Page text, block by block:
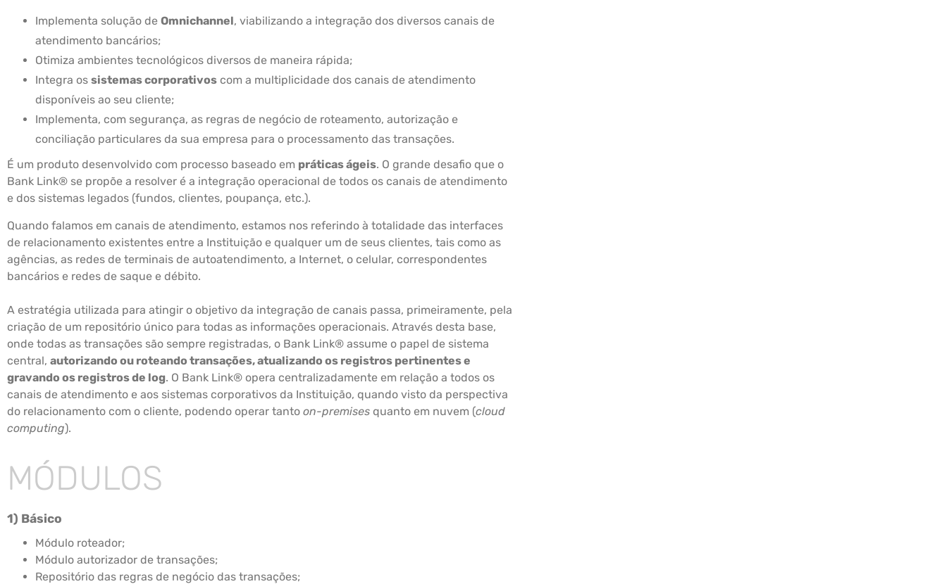
Implementa solução de Omnichannel, viabilizando a integração dos diversos canais de
atendimento bancários;
Otimiza ambientes tecnológicos diversos de maneira rápida;
Integra os sistemas corporativos com a multiplicidade dos canais de atendimento
disponíveis ao seu cliente;
Implementa, com segurança, as regras de negócio de roteamento, autorização e
conciliação particulares da sua empresa para o processamento das transações.
É um produto desenvolvido com processo baseado em práticas ágeis. O grande desafio que o
Bank Link® se propõe a resolver é a integração operacional de todos os canais de atendimento
e dos sistemas legados (fundos, clientes, poupança, etc.).
Quando falamos em canais de atendimento, estamos nos referindo à totalidade das interfaces
de relacionamento existentes entre a Instituição e qualquer um de seus clientes, tais como as
agências, as redes de terminais de autoatendimento, a Internet, o celular, correspondentes
bancários e redes de saque e débito.
A estratégia utilizada para atingir o objetivo da integração de canais passa, primeiramente, pela
criação de um repositório único para todas as informações operacionais. Através desta base,
onde todas as transações são sempre registradas, o Bank Link® assume o papel de sistema
central, autorizando ou roteando transações, atualizando os registros pertinentes e
gravando os registros de log. O Bank Link® opera centralizadamente em relação a todos os
canais de atendimento e aos sistemas corporativos da Instituição, quando visto da perspectiva
do relacionamento com o cliente, podendo operar tanto on-premises quanto em nuvem (cloud
computing).
MÓDULOS
1) Básico
Módulo roteador;
Módulo autorizador de transações;
Repositório das regras de negócio das transações;